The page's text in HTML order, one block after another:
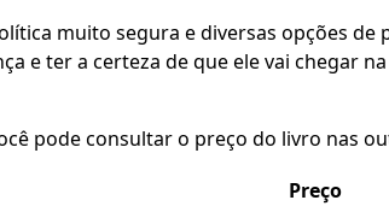
muito segura e diversas opções
e ter a certeza de que ele vai chegar
pode consultar o preço do livro nas
Preço